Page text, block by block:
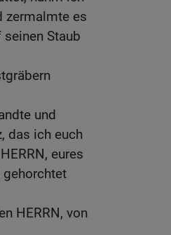
zermalmte es
Staub
und
das ich euch
eures
gehorchtet
HERRN, von